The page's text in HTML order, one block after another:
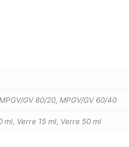
GV 80/20, MPGV/GV 60/40
ml, Verre 15 ml, Verre 50 ml